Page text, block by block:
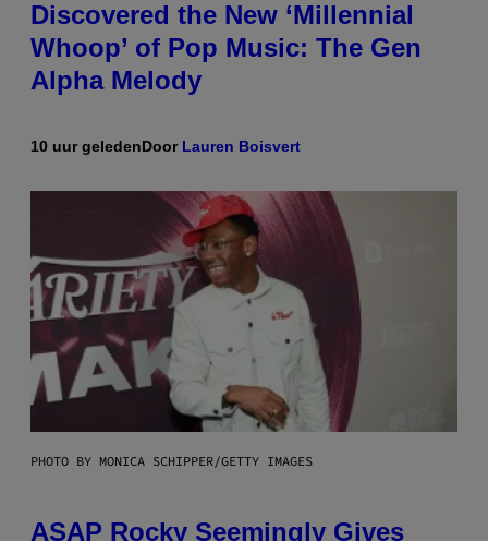
Discovered the New ‘Millennial
Whoop’ of Pop Music: The Gen
Alpha Melody
10 uur geledenDoor Lauren Boisvert
PHOTO BY MONICA SCHIPPER/GETTY IMAGES
ASAP Rocky Seemingly Gives